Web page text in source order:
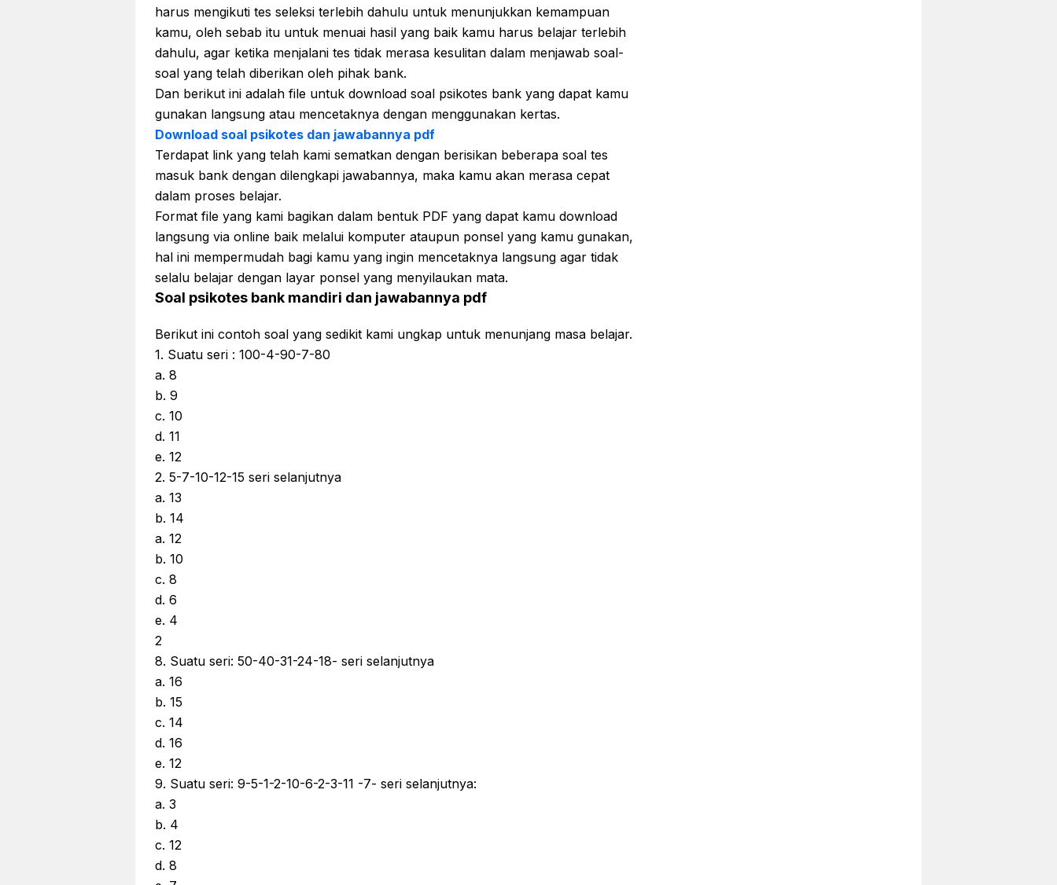
harus mengikuti tes seleksi terlebih dahulu untuk menunjukkan kemampuan
kamu, oleh sebab itu untuk menuai hasil yang baik kamu harus belajar terlebih
dahulu, agar ketika menjalani tes tidak merasa kesulitan dalam menjawab soal-
soal yang telah diberikan oleh pihak bank.
Dan berikut ini adalah file untuk download soal psikotes bank yang dapat kamu
gunakan langsung atau mencetaknya dengan menggunakan kertas.
Download soal psikotes dan jawabannya pdf
Terdapat link yang telah kami sematkan dengan berisikan beberapa soal tes
masuk bank dengan dilengkapi jawabannya, maka kamu akan merasa cepat
dalam proses belajar.
Format file yang kami bagikan dalam bentuk PDF yang dapat kamu download
langsung via online baik melalui komputer ataupun ponsel yang kamu gunakan,
hal ini mempermudah bagi kamu yang ingin mencetaknya langsung agar tidak
selalu belajar dengan layar ponsel yang menyilaukan mata.
Soal psikotes bank mandiri dan jawabannya pdf
Berikut ini contoh soal yang sedikit kami ungkap untuk menunjang masa belajar.
1. Suatu seri : 100-4-90-7-80
a. 8
b. 9
c. 10
d. 11
e. 12
2. 5-7-10-12-15 seri selanjutnya
a. 13
b. 14
a. 12
b. 10
c. 8
d. 6
e. 4
2
8. Suatu seri: 50-40-31-24-18- seri selanjutnya
a. 16
b. 15
c. 14
d. 16
e. 12
9. Suatu seri: 9-5-1-2-10-6-2-3-11 -7- seri selanjutnya:
a. 3
b. 4
c. 12
d. 8